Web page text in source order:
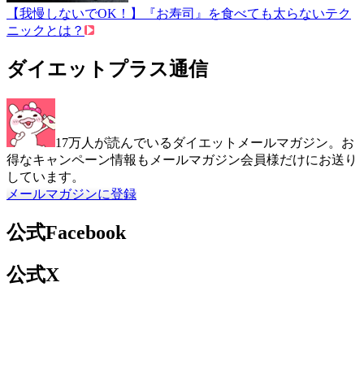
【我慢しないでOK！】『お寿司』を食べても太らないテク
ニックとは？
ダイエットプラス通信
17万人が読んでいるダイエットメールマガジン。お
得なキャンペーン情報もメールマガジン会員様だけにお送り
しています。
メールマガジンに登録
公式Facebook
公式X